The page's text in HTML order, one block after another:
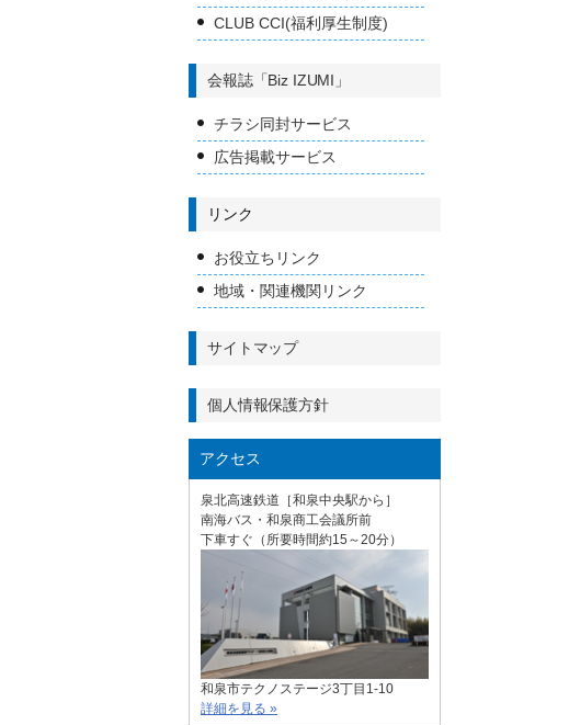
CLUB CCI(福利厚生制度)
会報誌「Biz IZUMI」
チラシ同封サービス
広告掲載サービス
リンク
お役立ちリンク
地域・関連機関リンク
サイトマップ
個人情報保護方針
アクセス
泉北高速鉄道［和泉中央駅から］
南海バス・和泉商工会議所前
下車すぐ（所要時間約15～20分）
和泉市テクノステージ3丁目1-10
詳細を見る »